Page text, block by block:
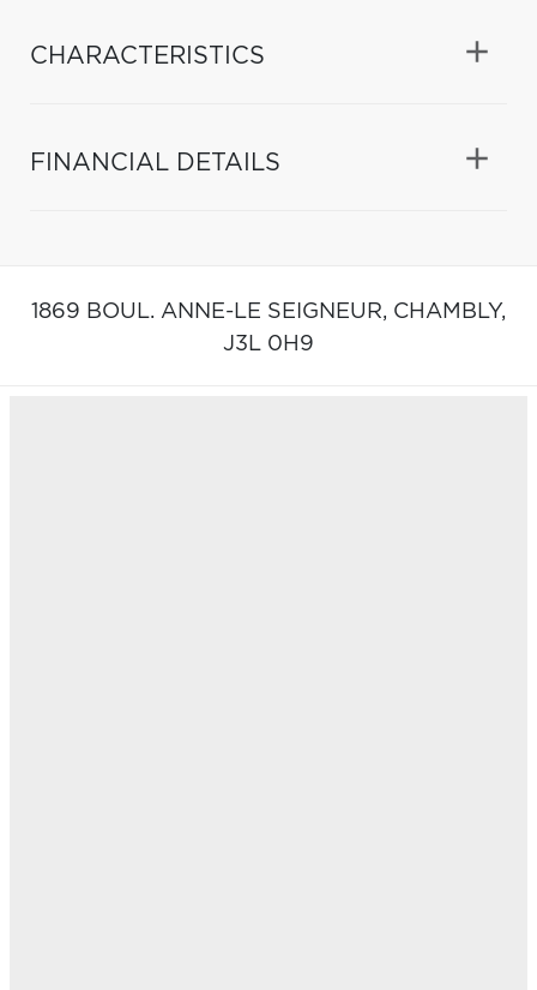
CHARACTERISTICS
FINANCIAL DETAILS
1869 BOUL. ANNE-LE SEIGNEUR, CHAMBLY,
J3L 0H9